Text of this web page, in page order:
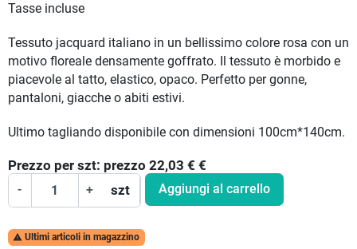
Tasse incluse
Tessuto jacquard italiano in un bellissimo colore rosa con un
motivo floreale densamente goffrato. Il tessuto è morbido e
piacevole al tatto, elastico, opaco. Perfetto per gonne,
pantaloni, giacche o abiti estivi.
Ultimo tagliando disponibile con dimensioni 100cm*140cm.
Prezzo per szt: prezzo 22,03 € €
- + szt Aggiungi al carrello
 Ultimi articoli in magazzino